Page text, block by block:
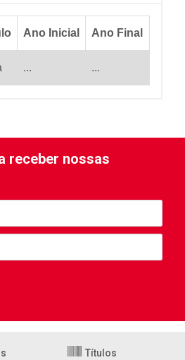
Ano Inicial Ano Final
... ...
receber nossas
Títulos